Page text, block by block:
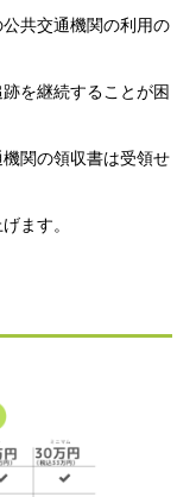
共交通機関の利用の
を継続することが困
関の領収書は受領せ
ます。